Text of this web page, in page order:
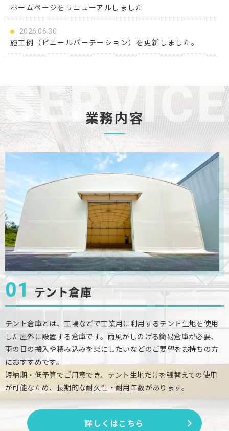
ホームページをリニューアルしました
2026.06.30
施工例（ビニールパーテーション）を更新しました。
2026.04.09
施工例（オーニングテント）を更新しました。
2026.02.25
施工例（庇テント・その他）を更新しました。
施工例（テント倉庫・上屋テント）を更新しました。
2025.12.16
年末年始休業のお知らせ
施工例（開閉式テント）を更新しました。
2025.12.03
施工例（庇テント・その他）を更新しました。
業務内容
01 テント倉庫
テント倉庫とは、工場などで工業用に利用するテント生地を使用
した屋外に設置する倉庫です。雨風がしのげる簡易倉庫が必要、
雨の日の搬入や積み込みを楽にしたいなどのご要望をお持ちの方
におすすめです。
短納期・低予算でご用意でき、テント生地だけを張替えての使用
が可能なため、長期的な耐久性・耐用年数があります。
詳しくはこちら